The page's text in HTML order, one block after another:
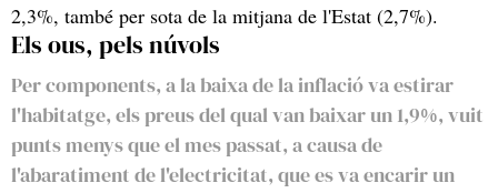
2,3%, també per sota de la mitjana de l'Estat (2,7%).
Els ous, pels núvols
Per components, a la baixa de la inflació va estirar
l'habitatge, els preus del qual van baixar un 1,9%, vuit
punts menys que el mes passat, a causa de
l'abaratiment de l'electricitat, que es va encarir un